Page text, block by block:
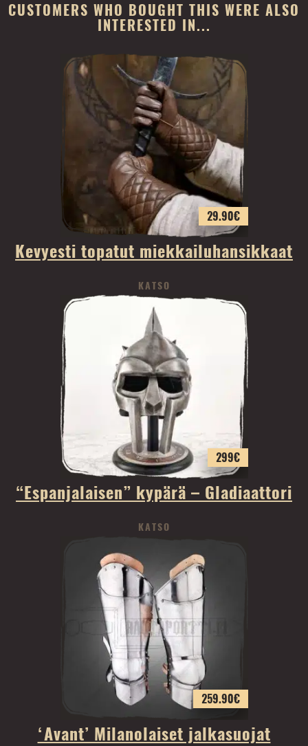
CUSTOMERS WHO BOUGHT THIS WERE ALSO
INTERESTED IN...
29.90€
Kevyesti topatut miekkailuhansikkaat
KATSO
299€
“Espanjalaisen” kypärä – Gladiaattori
KATSO
259.90€
‘Avant’ Milanolaiset jalkasuojat